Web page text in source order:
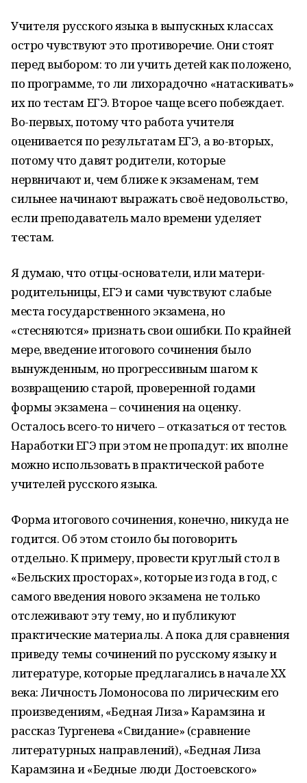
Учителя русского языка в выпускных классах
остро чувствуют это противоречие. Они стоят
перед выбором: то ли учить детей как положено,
по программе, то ли лихорадочно «натаскивать»
их по тестам ЕГЭ. Второе чаще всего побеждает.
Во-первых, потому что работа учителя
оценивается по результатам ЕГЭ, а во-вторых,
потому что давят родители, которые
нервничают и, чем ближе к экзаменам, тем
сильнее начинают выражать своё недовольство,
если преподаватель мало времени уделяет
тестам.
Я думаю, что отцы-основатели, или матери-
родительницы, ЕГЭ и сами чувствуют слабые
места государственного экзамена, но
«стесняются» признать свои ошибки. По крайней
мере, введение итогового сочинения было
вынужденным, но прогрессивным шагом к
возвращению старой, проверенной годами
формы экзамена – сочинения на оценку.
Осталось всего-то ничего – отказаться от тестов.
Наработки ЕГЭ при этом не пропадут: их вполне
можно использовать в практической работе
учителей русского языка.
Форма итогового сочинения, конечно, никуда не
годится. Об этом стоило бы поговорить
отдельно. К примеру, провести круглый стол в
«Бельских просторах», которые из года в год, с
самого введения нового экзамена не только
отслеживают эту тему, но и публикуют
практические материалы. А пока для сравнения
приведу темы сочинений по русскому языку и
литературе, которые предлагались в начале XX
века: Личность Ломоносова по лирическим его
произведениям, «Бедная Лиза» Карамзина и
рассказ Тургенева «Свидание» (сравнение
литературных направлений), «Бедная Лиза
Карамзина и «Бедные люди Достоевского»